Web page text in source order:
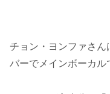
チョン・ヨンファさ
バーでメインボーカル